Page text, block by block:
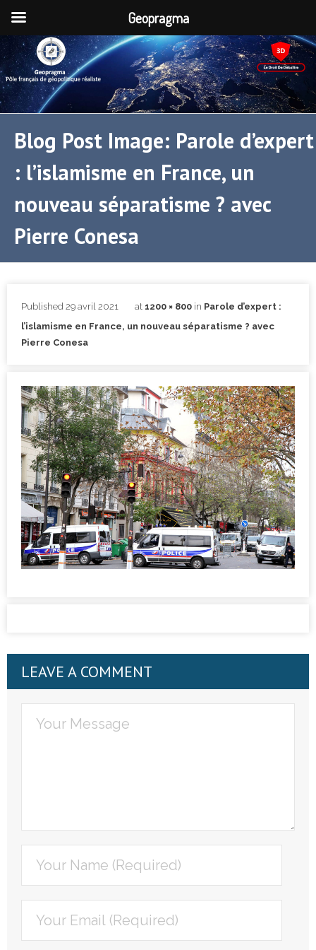
Blog Post Image: Parole d’expert
: l’islamisme en France, un
nouveau séparatisme ? avec
Pierre Conesa
Published 29 avril 2021 at 1200 × 800 in Parole d’expert :
l’islamisme en France, un nouveau séparatisme ? avec
Pierre Conesa
LEAVE A COMMENT
Geopragma